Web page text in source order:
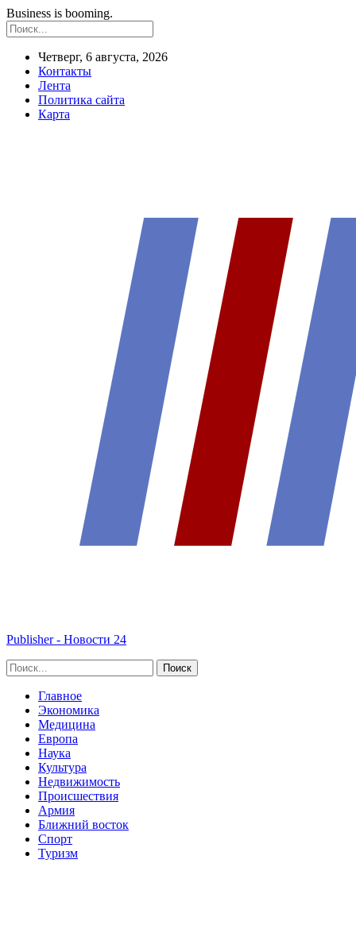
Business is booming.
Четверг, 6 августа, 2026
Контакты
Лента
Политика сайта
Карта
Publisher - Новости 24
Главное
Экономика
Медицина
Европа
Наука
Культура
Недвижимость
Происшествия
Армия
Ближний восток
Спорт
Туризм